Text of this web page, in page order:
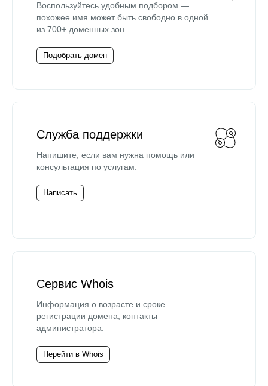
Воспользуйтесь удобным подбором —
похожее имя может быть свободно в одной
из 700+ доменных зон.
Подобрать домен
Служба поддержки
Напишите, если вам нужна помощь или
консультация по услугам.
Написать
Сервис Whois
Информация о возрасте и сроке
регистрации домена, контакты
администратора.
Перейти в Whois